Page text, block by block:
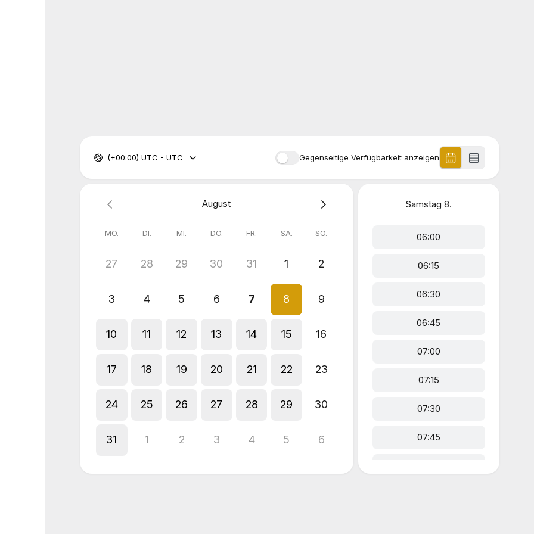
Gegenseitige Verfügbarkeit anzeigen
(+00:00) UTC - UTC
August
MO. DI. MI. DO. FR. SA. SO.
27 28 29 30 31 1 2
3 4 5 6 7 8 9
10 11 12 13 14 15 16
17 18 19 20 21 22 23
24 25 26 27 28 29 30
31 1 2 3 4 5 6
Samstag 8.
06:00
06:15
06:30
06:45
07:00
07:15
07:30
07:45